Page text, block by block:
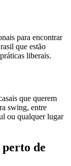
para encontrar
que estão
liberais.
que querem
swing, entre
ou qualquer lugar
perto de